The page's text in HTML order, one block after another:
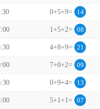
0+5+9= 14
1+5+2= 08
4+8+9= 21
7+0+2= 09
0+9+4= 13
5+1+1= 07